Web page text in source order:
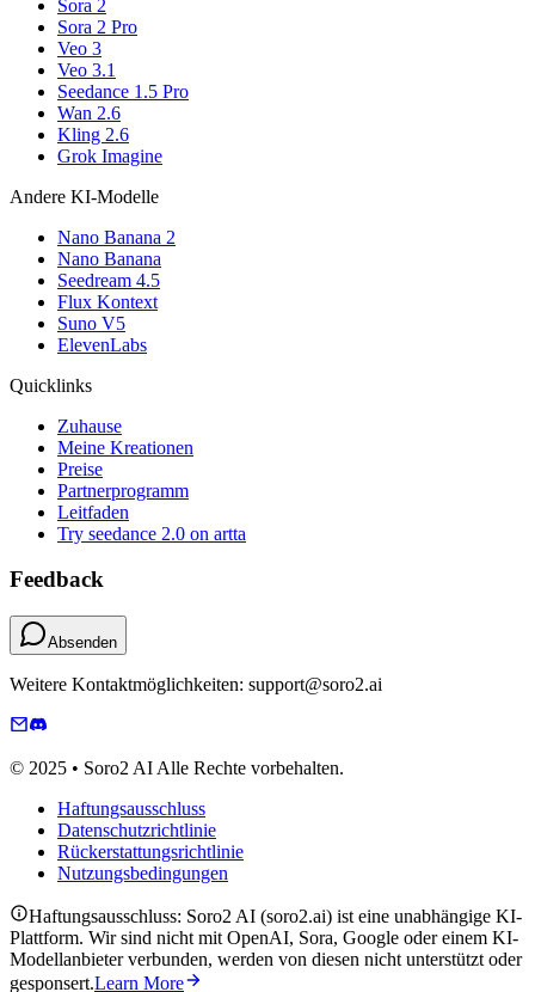
Sora 2
Sora 2 Pro
Veo 3
Veo 3.1
Seedance 1.5 Pro
Wan 2.6
Kling 2.6
Grok Imagine
Andere KI-Modelle
Nano Banana 2
Nano Banana
Seedream 4.5
Flux Kontext
Suno V5
ElevenLabs
Quicklinks
Zuhause
Meine Kreationen
Preise
Partnerprogramm
Leitfaden
Try seedance 2.0 on artta
Feedback
Absenden
Weitere Kontaktmöglichkeiten: support@soro2.ai
© 2025 • Soro2 AI Alle Rechte vorbehalten.
Haftungsausschluss
Datenschutzrichtlinie
Rückerstattungsrichtlinie
Nutzungsbedingungen
Haftungsausschluss: Soro2 AI (soro2.ai) ist eine unabhängige KI-
Plattform. Wir sind nicht mit OpenAI, Sora, Google oder einem KI-
Modellanbieter verbunden, werden von diesen nicht unterstützt oder
gesponsert.Learn More